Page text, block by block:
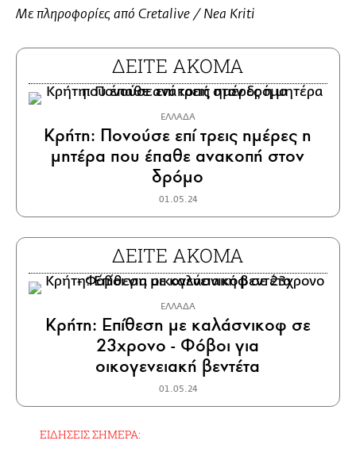
Με πληροφορίες από Cretalive / Nea Kriti
ΔΕΙΤΕ ΑΚΟΜΑ
ΕΛΛΑΔΑ
Κρήτη: Πονούσε επί τρεις ημέρες η
μητέρα που έπαθε ανακοπή στον
δρόμο
01.05.24
ΔΕΙΤΕ ΑΚΟΜΑ
ΕΛΛΑΔΑ
Κρήτη: Επίθεση με καλάσνικοφ σε
23χρονο - Φόβοι για
οικογενειακή βεντέτα
01.05.24
ΕΙΔΗΣΕΙΣ ΣΗΜΕΡΑ: